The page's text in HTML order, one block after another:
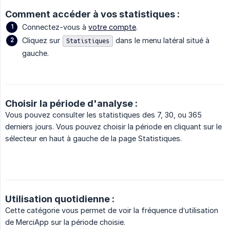
Comment accéder à vos statistiques :
Connectez-vous à votre compte.
Cliquez sur
Statistiques
dans le menu latéral situé à
gauche.
Choisir la période d'analyse :
Vous pouvez consulter les statistiques des 7, 30, ou 365
derniers jours. Vous pouvez choisir la période en cliquant sur le
sélecteur en haut à gauche de la page Statistiques.
Utilisation quotidienne :
Cette catégorie vous permet de voir la fréquence d’utilisation
de MerciApp sur la période choisie.